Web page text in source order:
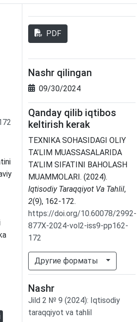
PDF
Nashr qilingan
09/30/2024
Qanday qilib iqtibos
keltirish kerak
TEXNIKA SOHASIDAGI OLIY
TA’LIM MUASSASALARIDA
TA’LIM SIFATINI BAHOLASH
MUAMMOLARI. (2024).
Iqtisodiy Taraqqiyot Va Tahlil,
2(9), 162-172.
https://doi.org/10.60078/2992-
877X-2024-vol2-iss9-pp162-
172
Другие форматы
Nashr
Jild 2 № 9 (2024): Iqtisodiy
taraqqiyot va tahlil